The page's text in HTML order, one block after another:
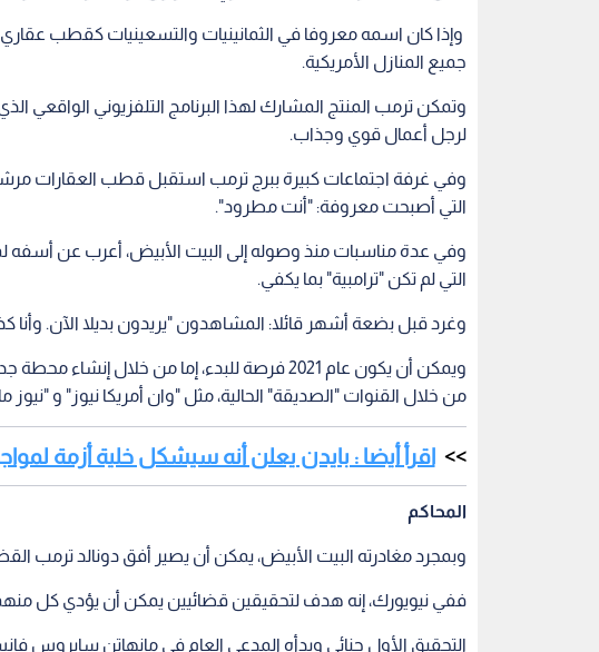
وإذا كان اسمه معروفا في الثمانينيات والتسعينيات كقطب
جميع المنازل الأمريكية.
لرجل أعمال قوي وجذاب.
وفي غرفة اجتماعات كبيرة ببرج ترمب استقبل قطب العقارات
التي أصبحت معروفة: "أنت مطرود".
وفي عدة مناسبات منذ وصوله إلى البيت الأبيض، أعرب عن أسفه
التي لم تكن "ترامبية" بما يكفي.
وغرد قبل بضعة أشهر قائلا: المشاهدون "يريدون بديلا الآن. وأنا
ويمكن أن يكون عام 2021 فرصة للبدء، إما من خلال
من خلال القنوات "الصديقة" الحالية، مثل "وان أمريكا نيوز" و
اقرأ أيضا : بايدن يعلن أنه سيشكل خلية أزمة
المحاكم
وبمجرد مغادرته البيت الأبيض، يمكن أن يصير أفق دونالد ترمب
ففي نيويورك، إنه هدف لتحقيقين قضائيين يمكن أن يؤدي كل
التحقيق الأول جنائي وبدأه المدعي العام في مانهاتن سايروس